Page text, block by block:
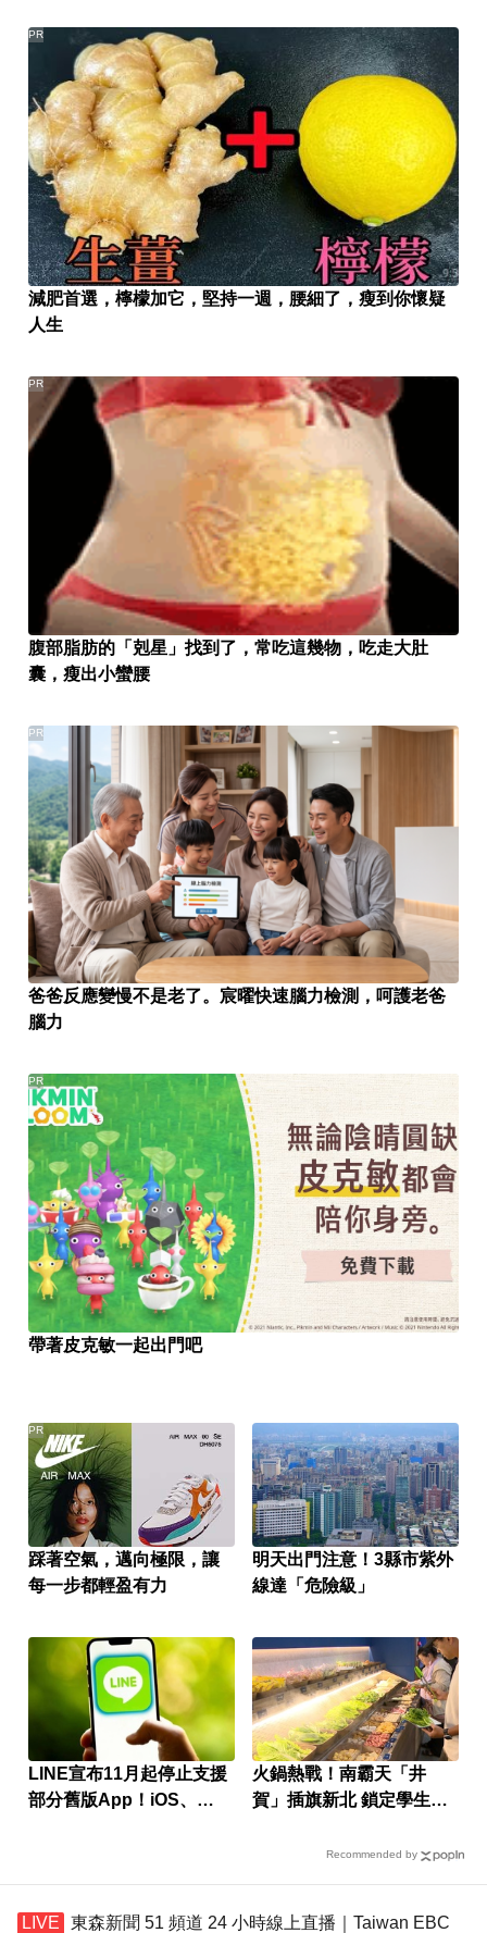
減肥首選，檸檬加它，堅持一週，腰細了，瘦到你懷疑
人生
PR
腹部脂肪的「剋星」找到了，常吃這幾物，吃走大肚
囊，瘦出小蠻腰
PR
爸爸反應變慢不是老了。宸曜快速腦力檢測，呵護老爸
腦力
PR
帶著皮克敏一起出門吧
PR
踩著空氣，邁向極限，讓
每一步都輕盈有力
PR
明天出門注意！3縣市紫外
線達「危險級」
LINE宣布11月起停止支援
部分舊版App！iOS、
火鍋熱戰！南霸天「井
賀」插旗新北 鎖定學生族
Recommended by
東森新聞 51 頻道 24 小時線上直播｜Taiwan EBC